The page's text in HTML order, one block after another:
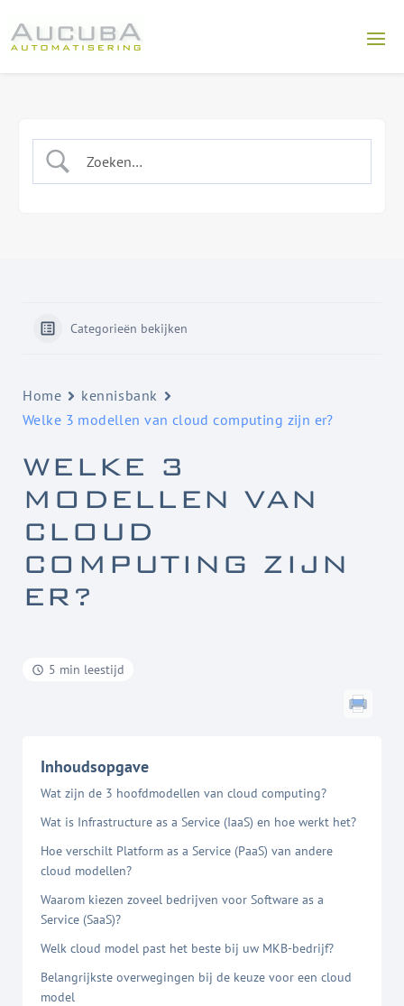
Categorieën bekijken
Home
kennisbank
Welke 3 modellen van cloud computing zijn er?
WELKE 3
MODELLEN VAN
CLOUD
COMPUTING ZIJN
ER?
5 min leestijd
Inhoudsopgave
Wat zijn de 3 hoofdmodellen van cloud computing?
Wat is Infrastructure as a Service (IaaS) en hoe werkt het?
Hoe verschilt Platform as a Service (PaaS) van andere
cloud modellen?
Waarom kiezen zoveel bedrijven voor Software as a
Service (SaaS)?
Welk cloud model past het beste bij uw MKB-bedrijf?
Belangrijkste overwegingen bij de keuze voor een cloud
model